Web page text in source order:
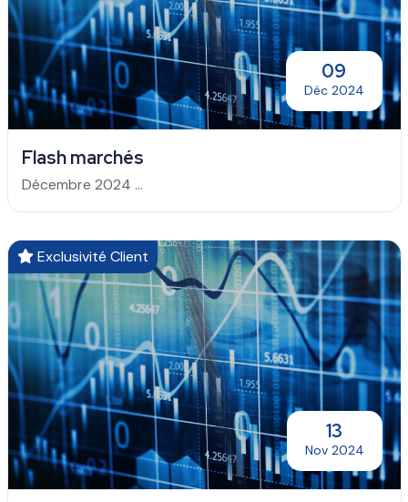
09
Déc 2024
Flash marchés
Décembre 2024 ...
Exclusivité Client
13
Nov 2024